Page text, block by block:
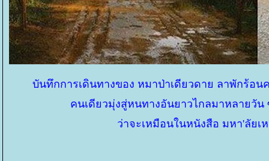
บันทึกการเดินทางของ หมาป่าเดียวดาย ลาพักร้อ
คนเดียวมุ่งสู่หนทางอันยาวไกลมาหลายวั
ว่าจะเหมือนในหนังสือ มหา'ลัยเ